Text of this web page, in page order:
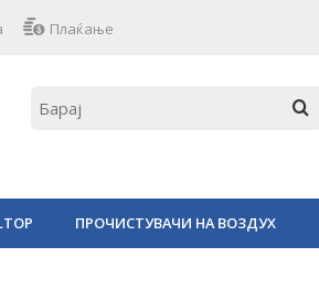
Плаќање
ПРОЧИСТУВАЧИ НА ВОЗДУХ